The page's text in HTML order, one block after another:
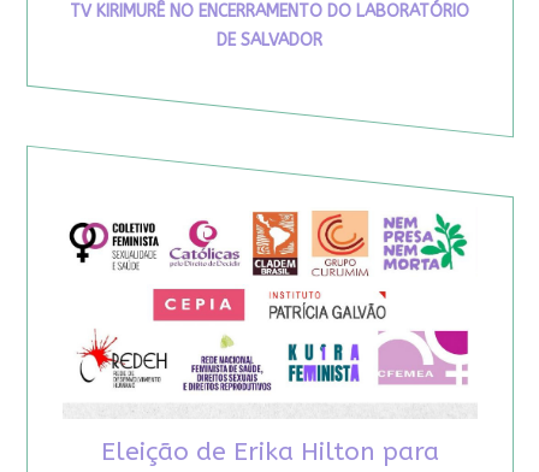
TV KIRIMURÊ NO ENCERRAMENTO DO LABORATÓRIO
DE SALVADOR
Eleição de Erika Hilton para